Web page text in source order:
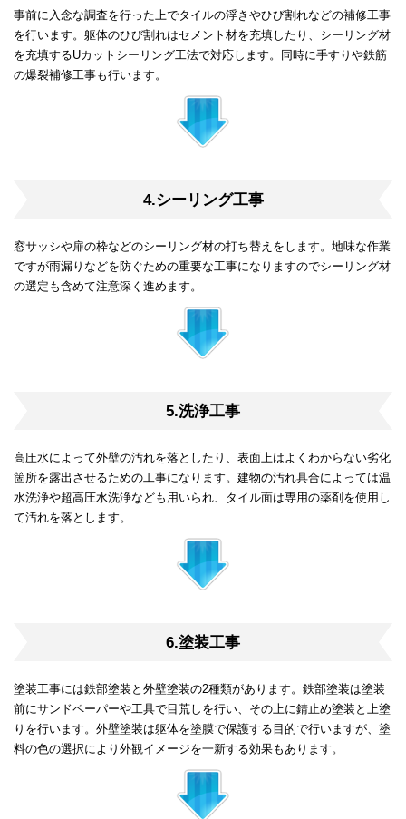
事前に入念な調査を行った上でタイルの浮きやひび割れなどの補修工事
を行います。躯体のひび割れはセメント材を充填したり、シーリング材
を充填するUカットシーリング工法で対応します。同時に手すりや鉄筋
の爆裂補修工事も行います。
4.シーリング工事
窓サッシや扉の枠などのシーリング材の打ち替えをします。地味な作業
ですが雨漏りなどを防ぐための重要な工事になりますのでシーリング材
の選定も含めて注意深く進めます。
5.洗浄工事
高圧水によって外壁の汚れを落としたり、表面上はよくわからない劣化
箇所を露出させるための工事になります。建物の汚れ具合によっては温
水洗浄や超高圧水洗浄なども用いられ、タイル面は専用の薬剤を使用し
て汚れを落とします。
6.塗装工事
塗装工事には鉄部塗装と外壁塗装の2種類があります。鉄部塗装は塗装
前にサンドペーパーや工具で目荒しを行い、その上に錆止め塗装と上塗
りを行います。外壁塗装は躯体を塗膜で保護する目的で行いますが、塗
料の色の選択により外観イメージを一新する効果もあります。